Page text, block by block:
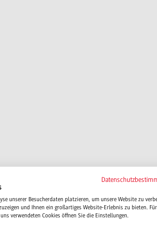
unserer Besucherdaten platzieren, um unsere Website zu
und Ihnen ein großartiges Website-Erlebnis zu bieten.
verwendeten Cookies öffnen Sie die Einstellungen.